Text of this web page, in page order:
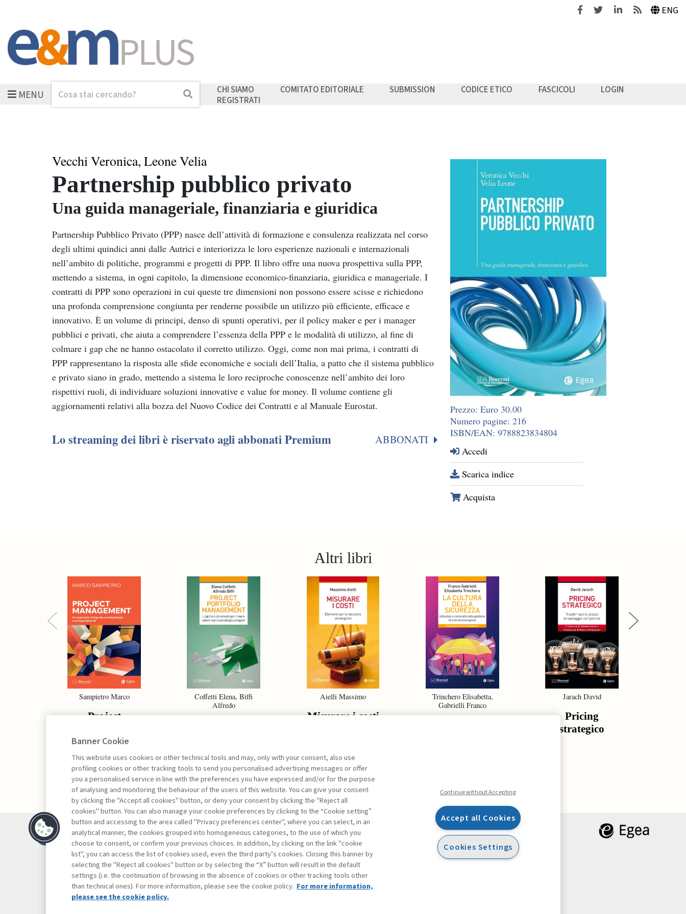
FacebookTwitterLinkedinFeeds ENG
MENUCerca Cerca CHI SIAMO COMITATO EDITORIALE SUBMISSION CODICE ETICO FASCICOLI
LOGIN
REGISTRATI
Vecchi Veronica, Leone Velia
Partnership pubblico privato
Una guida manageriale, finanziaria e giuridica
Partnership Pubblico Privato (PPP) nasce dell’attività di formazione e consulenza realizzata nel corso
degli ultimi quindici anni dalle Autrici e interiorizza le loro esperienze nazionali e internazionali
nell’ambito di politiche, programmi e progetti di PPP. Il libro offre una nuova prospettiva sulla PPP,
mettendo a sistema, in ogni capitolo, la dimensione economico-finanziaria, giuridica e manageriale. I
contratti di PPP sono operazioni in cui queste tre dimensioni non possono essere scisse e richiedono
una profonda comprensione congiunta per renderne possibile un utilizzo più efficiente, efficace e
innovativo. È un volume di principi, denso di spunti operativi, per il policy maker e per i manager
pubblici e privati, che aiuta a comprendere l’essenza della PPP e le modalità di utilizzo, al fine di
colmare i gap che ne hanno ostacolato il corretto utilizzo. Oggi, come non mai prima, i contratti di
PPP rappresentano la risposta alle sfide economiche e sociali dell’Italia, a patto che il sistema pubblico
e privato siano in grado, mettendo a sistema le loro reciproche conoscenze nell’ambito dei loro
rispettivi ruoli, di individuare soluzioni innovative e value for money. Il volume contiene gli
aggiornamenti relativi alla bozza del Nuovo Codice dei Contratti e al Manuale Eurostat.
Lo streaming dei libri è riservato agli abbonati Premium ABBONATI
Prezzo: Euro 30.00
Numero pagine: 216
ISBN/EAN: 9788823834804
Accedi
Scarica indice
Acquista
Altri libri
Previous
Sampietro Marco
Project
III edizione
Coffetti Elena, Biffi
Alfredo
Aielli Massimo
Misurare i costi
Trinchero Elisabetta,
Gabrielli Franco
Jarach David
Pricing
strategico
Next
ARCHIVIO
Contatti
Abbonamenti
Archivio rubriche
Privacy
Cookie policy
Whistleblowing
FacebookTwitterLinkedin
Banner Cookie
This website uses cookies or other technical tools and may, only with your consent, also use
profiling cookies or other tracking tools to send you personalised advertising messages or offer
you a personalised service in line with the preferences you have expressed and/or for the purpose
of analysing and monitoring the behaviour of the users of this website. You can give your consent
by clicking the "Accept all cookies" button, or deny your consent by clicking the "Reject all
cookies" button. You can also manage your cookie preferences by clicking to the “Cookie setting”
button and accessing to the area called "Privacy preferences center", where you can select, in an
analytical manner, the cookies grouped into homogeneous categories, to the use of which you
choose to consent, or confirm your previous choices. In addition, by clicking on the link "cookie
list", you can access the list of cookies used, even the third party’s cookies. Closing this banner by
selecting the "Reject all cookies" button or by selecting the “X” button will result in the default
settings (i.e. the continuation of browsing in the absence of cookies or other tracking tools other
than technical ones). For more information, please see the cookie policy. For more information,
please see the cookie policy.
Continue without Accepting
Accept all Cookies
Cookies Settings